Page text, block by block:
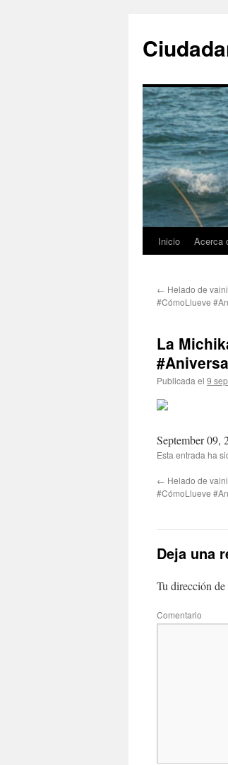
Saltar
contenido
Inicio Acerca
← Helado de
#CómoLlueve
La
Publicada el 9
September 09,
Esta entrada ha
← Helado de
#CómoLlueve
Deja una
Tu dirección
Comentario